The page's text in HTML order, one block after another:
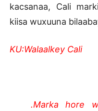
kacsanaa, Cali
kiisa wuxuuna
KU:Walaalkey Cali
.Marka hore